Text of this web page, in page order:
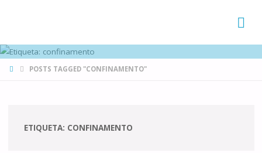
HOMEPOSTS TAGGED "CONFINAMENTO"
ETIQUETA: CONFINAMENTO